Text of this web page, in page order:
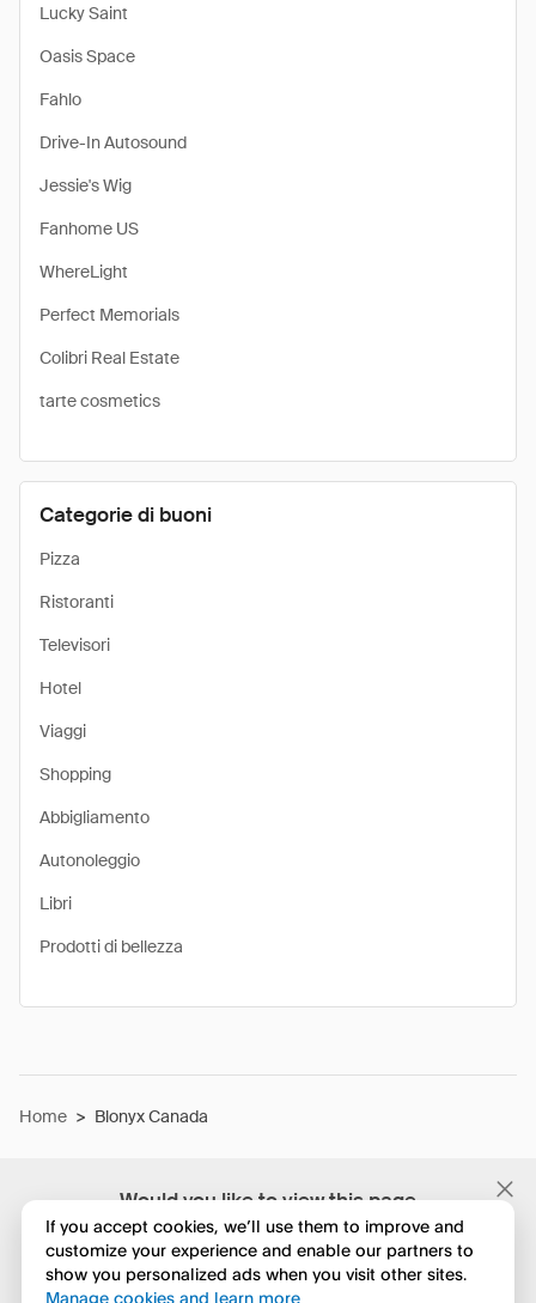
Would you like to view this page
in English?
No, continua a esplorare
Lucky Saint
Oasis Space
Fahlo
Drive-In Autosound
Jessie's Wig
Fanhome US
WhereLight
Perfect Memorials
Colibri Real Estate
tarte cosmetics
Categorie di buoni
Pizza
Ristoranti
Televisori
Hotel
Viaggi
Shopping
Abbigliamento
Autonoleggio
Libri
Prodotti di bellezza
Home > Blonyx Canada
If you accept cookies, we’ll use them to improve and
customize your experience and enable our partners to
show you personalized ads when you visit other sites.
Manage cookies and learn more